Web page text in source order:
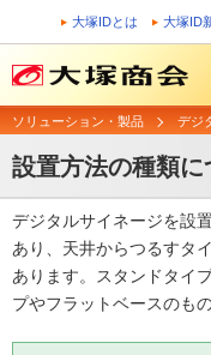
大塚IDとは 大塚ID
ソリューション・製品 デジ
設置方法の種類
デジタルサイネージを設
あり、天井からつるすタ
あります。スタンドタイ
プやフラットベースのも